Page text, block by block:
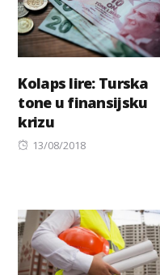
Kolaps lire: Turska
tone u finansijsku
krizu
Posted
13/08/2018